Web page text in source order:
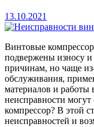
13.10.2021
Винтовые
подвержены износу
причинам, но чаще
обслуживания,
материалов и работы
неисправности могут
компрессор? В этой
неисправностей и